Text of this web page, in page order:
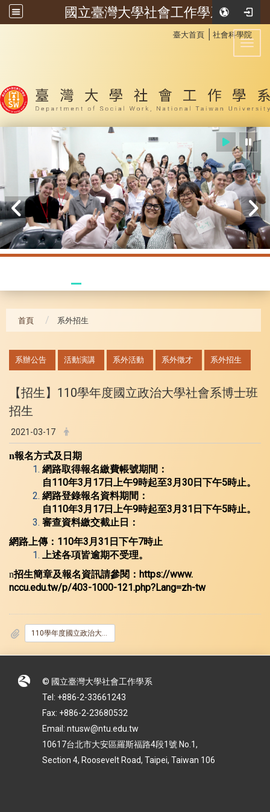
國立臺灣大學社會工作學系
臺大首頁 社會科學院
首頁 系外招生
系辦公告 活動演講 系外活動 系外徵才 系外招生
【招生】110學年度國立政治大學社會系博士班
招生
2021-03-17
n報名方式及日期
網路取得報名繳費帳號期間：
自110年3 月 17日上午9時起至3 月 30 日下午5時止。
網路登錄報名資料期間：
自110年3 月 17日上午9時起至3 月 31 日下午5時止。
審查資料繳交截止日：
網路上傳： 110年3 月 31 日下午7時止
上述各項皆逾期不受理。
n招生簡章及報名資訊請參閱： https://www.
nccu.edu.tw/p/403-1000-121.php?Lang=zh-tw
110學年度國立政治大學社會學系博士班招生.pdf
© 國立臺灣大學社會工作學系
Tel: +886-2-33661243
Fax: +886-2-23680532
Email: ntusw@ntu.edu.tw
10617台北市大安區羅斯福路4段1號 No.1,
Section 4, Roosevelt Road, Taipei, Taiwan 106